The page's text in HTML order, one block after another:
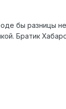
бы разницы
Братик